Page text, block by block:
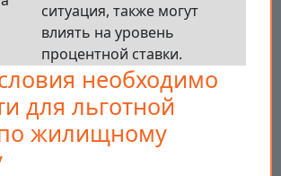
ситуация, также могут
влиять на уровень
процентной ставки.
необходимо
для льготной
жилищному